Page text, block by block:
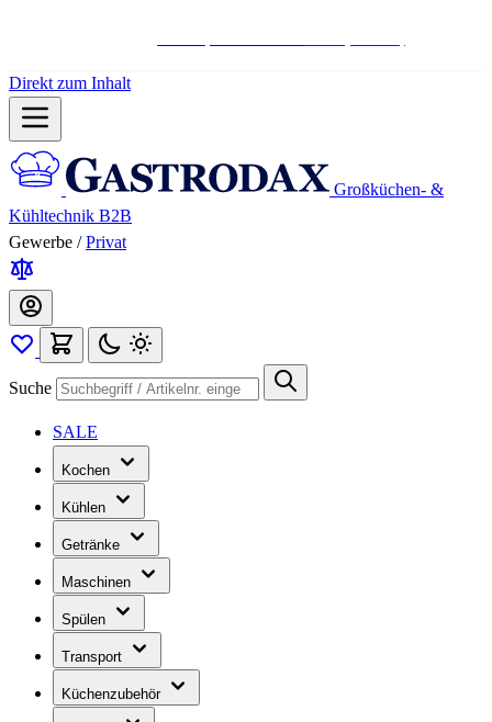
Direkt zum Inhalt
Großküchen- &
Kühltechnik B2B
Gewerbe / Privat
Suche
SALE
Kochen
Kühlen
Getränke
Maschinen
Spülen
Transport
Küchenzubehör